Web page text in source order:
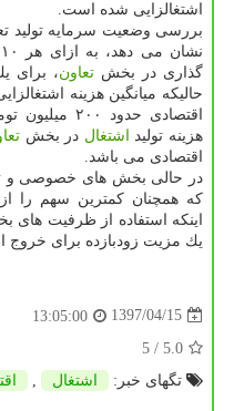
اشتغالزایی شده است.
بررسی وضعیت سرمایه تولید
گذاری در بخش تعاون، برای
حالیكه میانگین هزینه
اقتصادی حدود
هزینه تولید اشتغال در بخش
اقتصادی می باشد.
در حالی بخش های خصوصی و
كه همچنان كمترین سهم را
اینكه استفاده از ظرفیت
یك مزیت زودبازده برای خروج
1397/04/15
13:05:00
5.0
/ 5
تگهای خبر:
اشتغال ,